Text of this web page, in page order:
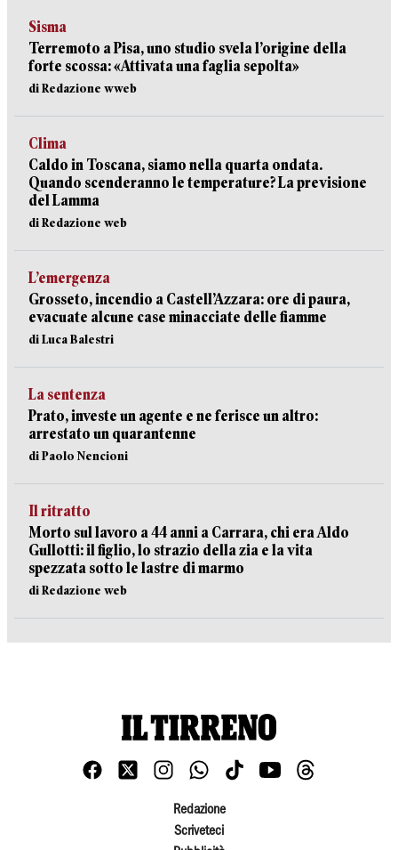
Sisma
Terremoto a Pisa, uno studio svela l’origine della
forte scossa: «Attivata una faglia sepolta»
di Redazione wweb
Clima
Caldo in Toscana, siamo nella quarta ondata.
Quando scenderanno le temperature? La previsione
del Lamma
di Redazione web
L’emergenza
Grosseto, incendio a Castell’Azzara: ore di paura,
evacuate alcune case minacciate delle fiamme
di Luca Balestri
La sentenza
Prato, investe un agente e ne ferisce un altro:
arrestato un quarantenne
di Paolo Nencioni
Il ritratto
Morto sul lavoro a 44 anni a Carrara, chi era Aldo
Gullotti: il figlio, lo strazio della zia e la vita
spezzata sotto le lastre di marmo
di Redazione web
Redazione
Scriveteci